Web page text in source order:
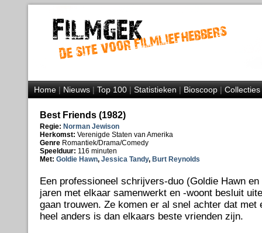
Home|Nieuws|Top 100|Statistieken|Bioscoop|Collecties
Best Friends (1982)
Regie: Norman Jewison
Herkomst: Verenigde Staten van Amerika
Genre Romantiek/Drama/Comedy
Speelduur: 116 minuten
Met: Goldie Hawn, Jessica Tandy, Burt Reynolds
Een professioneel schrijvers-duo (Goldie Hawn
jaren met elkaar samenwerkt en -woont besluit
gaan trouwen. Ze komen er al snel achter dat met
heel anders is dan elkaars beste vrienden zijn.